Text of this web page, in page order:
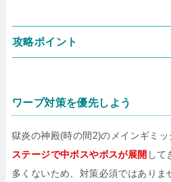
攻略ポイント
ワープ対策を優先しよう
獄炎の神殿(時の間2)のメインギミッ
ステージで中ボスやボスが展開 して
多くないため、対策必須ではありま